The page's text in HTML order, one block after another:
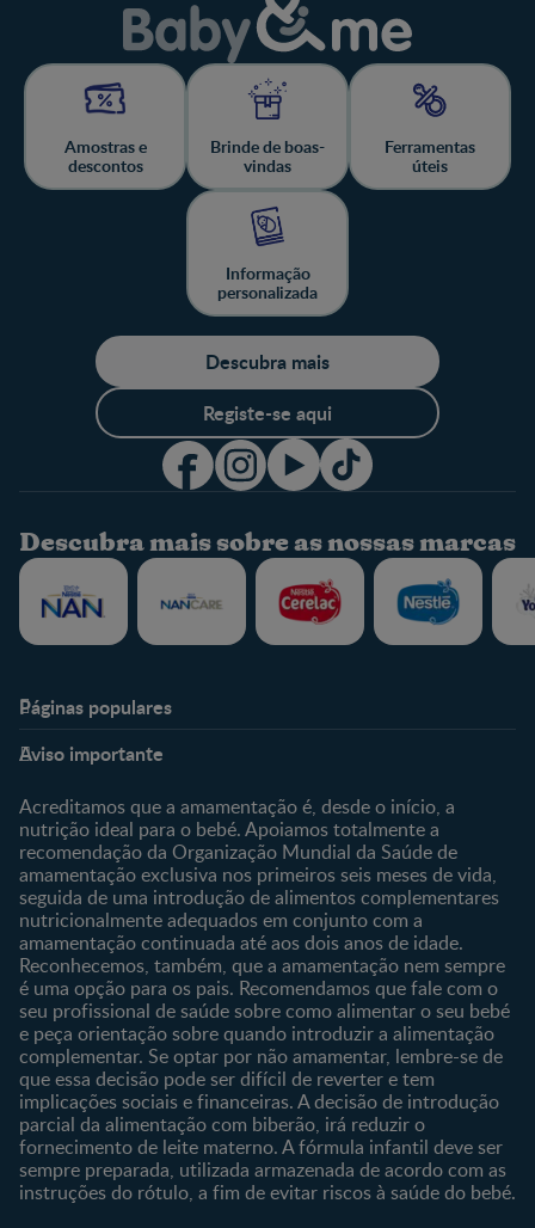
Amostras e
descontos
Brinde de boas-
vindas
Ferramentas
úteis
Informação
personalizada
Descubra mais
Registe-se aqui
Descubra mais sobre as nossas marcas
Páginas populares
Sobre Nós
Sobre o Clube
Clube Bebé Nestlé
Entrar/Registe-se
Comprar
Os nossos produtos
As nossas marcas
Aviso importante
Acreditamos que a amamentação é, desde o início, a
nutrição ideal para o bebé. Apoiamos totalmente a
recomendação da Organização Mundial da Saúde de
amamentação exclusiva nos primeiros seis meses de vida,
seguida de uma introdução de alimentos complementares
nutricionalmente adequados em conjunto com a
amamentação continuada até aos dois anos de idade.
Reconhecemos, também, que a amamentação nem sempre
é uma opção para os pais. Recomendamos que fale com o
seu profissional de saúde sobre como alimentar o seu bebé
e peça orientação sobre quando introduzir a alimentação
complementar. Se optar por não amamentar, lembre-se de
que essa decisão pode ser difícil de reverter e tem
implicações sociais e financeiras. A decisão de introdução
parcial da alimentação com biberão, irá reduzir o
fornecimento de leite materno. A fórmula infantil deve ser
sempre preparada, utilizada armazenada de acordo com as
instruções do rótulo, a fim de evitar riscos à saúde do bebé.